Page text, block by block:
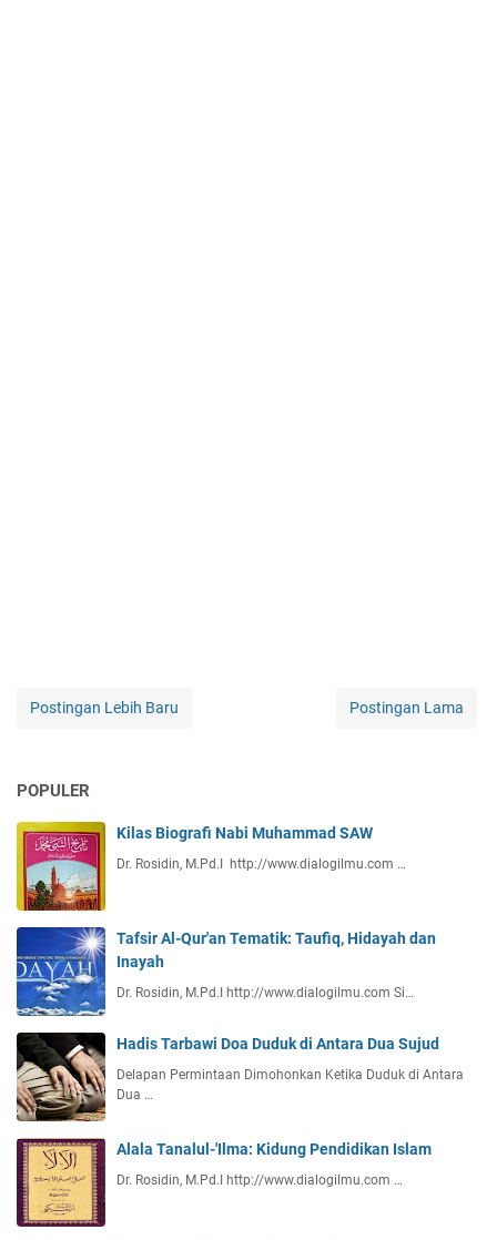
Postingan Lebih Baru Postingan Lama
POPULER
Kilas Biografi Nabi Muhammad SAW
Dr. Rosidin, M.Pd.I http://www.dialogilmu.com …
Tafsir Al-Qur'an Tematik: Taufiq, Hidayah dan
Inayah
Dr. Rosidin, M.Pd.I http://www.dialogilmu.com Si…
Hadis Tarbawi Doa Duduk di Antara Dua Sujud
Delapan Permintaan Dimohonkan Ketika Duduk di Antara
Dua …
Alala Tanalul-'Ilma: Kidung Pendidikan Islam
Dr. Rosidin, M.Pd.I http://www.dialogilmu.com …